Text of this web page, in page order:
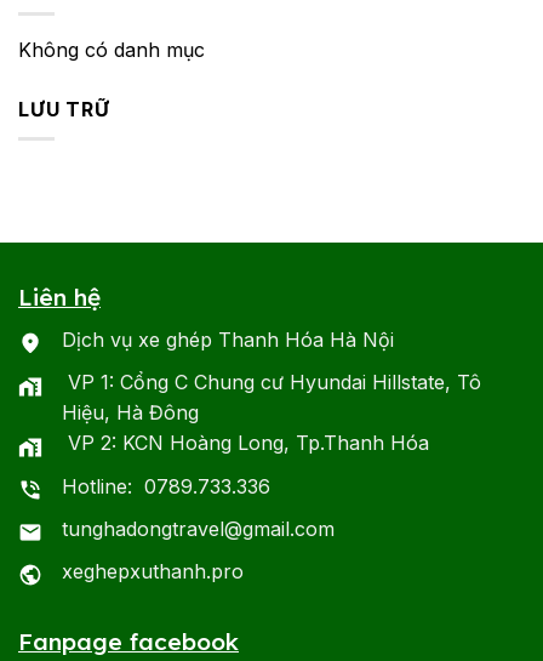
Không có danh mục
LƯU TRỮ
Liên hệ
Dịch vụ xe ghép Thanh Hóa Hà Nội
VP 1: Cổng C Chung cư Hyundai Hillstate, Tô
Hiệu, Hà Đông
VP 2: KCN Hoàng Long, Tp.Thanh Hóa
Hotline: 0789.733.336
tunghadongtravel@gmail.com
xeghepxuthanh.pro
Fanpage facebook